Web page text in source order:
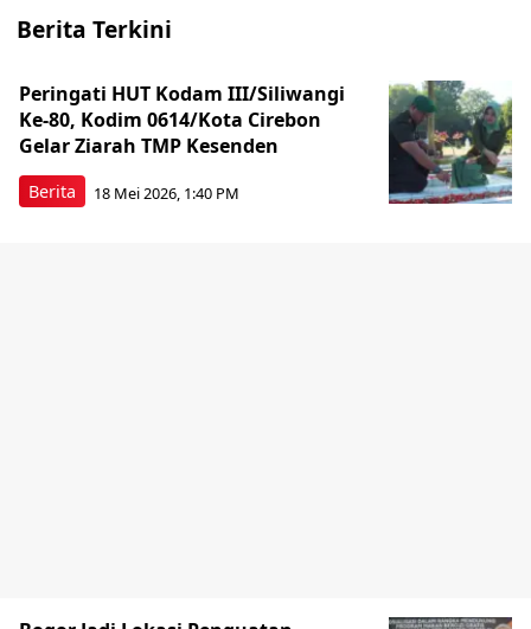
Berita Terkini
Berita
Peringati HUT Kodam III/Siliwangi
Ke-80, Kodim 0614/Kota Cirebon
Gelar Ziarah TMP Kesenden
18 Mei 2026, 1:40 PM